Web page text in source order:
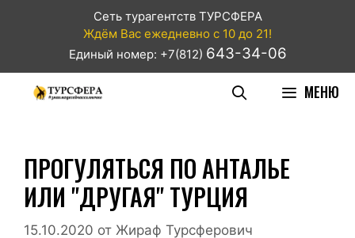
Сеть турагентств ТУРСФЕРА
Ждём Вас ежедневно с 10 до 21!
Единый номер: +7(812) 643-34-06
МЕНЮ
ПРОГУЛЯТЬСЯ ПО АНТАЛЬЕ
ИЛИ "ДРУГАЯ" ТУРЦИЯ
15.10.2020 от Жираф Турсферович